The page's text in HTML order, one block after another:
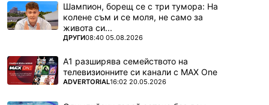
Шампион, борещ се с три тумора: На
колене съм и се моля, не само за
живота си...
ПОВЕЧЕ ОТ
ДРУГИ08:40 05.08.2026
А1 разширява семейството на
телевизионните си канали с MAX One
ПОВЕЧЕ ОТ
ADVERTORIAL16:02 20.05.2026